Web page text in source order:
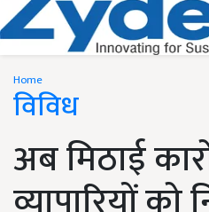
Home
विविध
अब मिठाई